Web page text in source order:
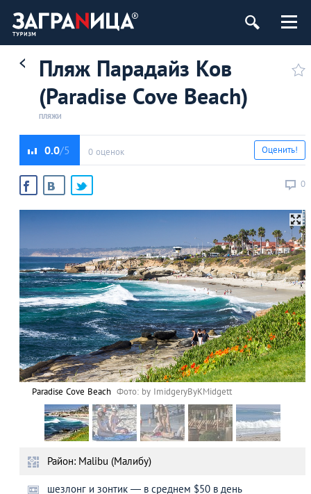
Пляж Парадайз Ков
(Paradise Cove Beach)
ПЛЯЖИ
0.0 0 оценок
0
Оценить!
Paradise Cove Beach Фото: by ImidgeryByKMidgett
Район: Malibu (Малибу)
шезлонг и зонтик ― в среднем $50 в день